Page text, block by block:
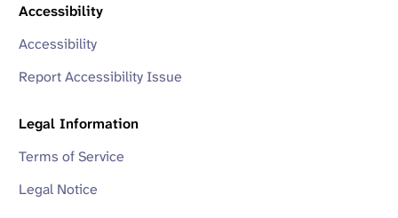
Accessibility
Accessibility
Report Accessibility Issue
Legal Information
Terms of Service
Legal Notice